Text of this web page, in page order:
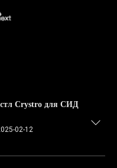
Crystro для СИД
02-12